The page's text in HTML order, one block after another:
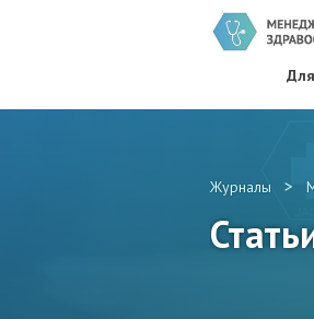
Журналы >